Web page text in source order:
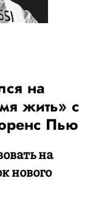
на
жить» с
Пью
на
нового